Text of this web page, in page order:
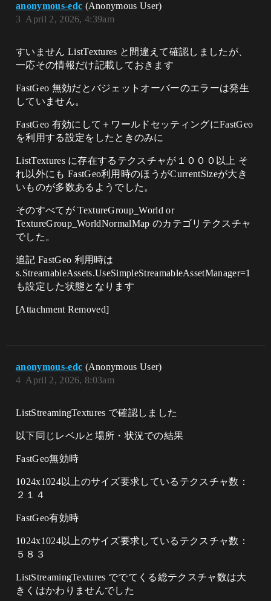
anonymous-edc (Anonymous User)
April 2, 2026, 4:39am
3
すいません ListTextures と間違えて確認しましたが、
一応その情報だけ記載しておきます
FastGeo 無効だとバジェットオーバーのエラーは発生
していません。
FastGeo 有効にして＋ワールドセッティングにFastGeo
を利用する設定をしたときのみに
ListTextures に存在するテクスチャが１０００以上 そ
れ以外にも FastGeo利用時のほうがCurrentSizeが大き
いものが多数あるようでした。
そのすべてが TextureGroup_World or
TextureGroup_WorldNormalMap のカテゴリテクスチャ
でした。
追記 FastGeo 利用時は
s.StreamableAssets.UseSimpleStreamableAssetManager=1
も設定した状態となります
[Attachment Removed]
anonymous-edc (Anonymous User)
April 2, 2026, 8:03am
4
ListStreamingTextures で確認しました
以下同じレベルと場所・状況での結果
FastGeo無効時
1024x1024以上のサイズ要求しているテクスチャ数：
２１４
FastGeo有効時
1024x1024以上のサイズ要求しているテクスチャ数：
５８３
ListStreamingTextures ででてくる総テクスチャ数は大
きくはかわりませんでした